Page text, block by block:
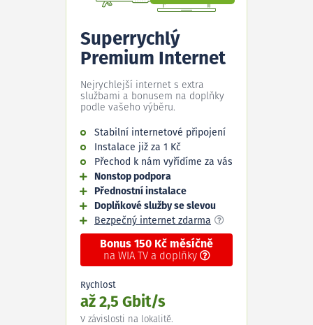
Superrychlý
Premium Internet
Nejrychlejší internet s extra
službami a bonusem na doplňky
podle vašeho výběru.
Stabilní internetové připojení
Instalace již za 1 Kč
Přechod k nám vyřídíme za vás
Nonstop podpora
Přednostní instalace
Doplňkové služby se slevou
Bezpečný internet zdarma
Bonus 150 Kč měsíčně
na WIA TV a doplňky
Rychlost
až 2,5 Gbit/s
V závislosti na lokalitě.